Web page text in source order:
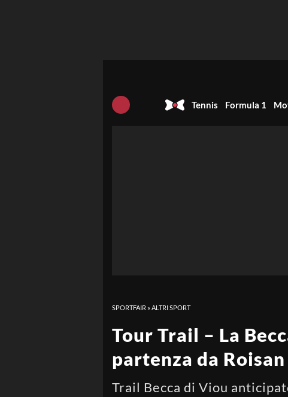
Tennis Formula 1
SPORTFAIR »ALTRI SPORT
Tour Trail – La
partenza da Roisan
Trail Becca di Viou